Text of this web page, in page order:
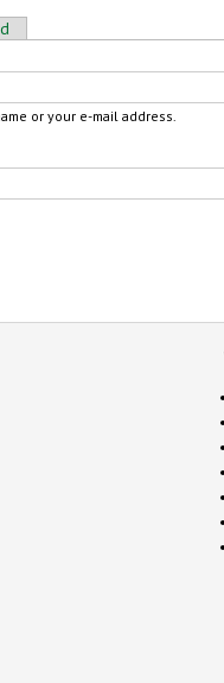
or your e-mail address.